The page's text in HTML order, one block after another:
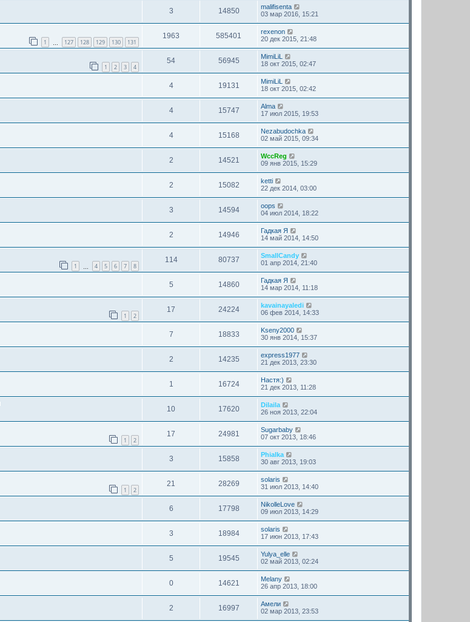
3 14850
malifisenta
03 мар 2016, 15:21
1 127 128 129 130 131
1963 585401
rexenon
20 дек 2015, 21:48
1 2 3 4
54 56945
MimiLiL
18 окт 2015, 02:47
4 19131
MimiLiL
18 окт 2015, 02:42
4 15747
Alma
17 июл 2015, 19:53
4 15168
Nezabudochka
02 май 2015, 09:34
2 14521
WccReg
09 янв 2015, 15:29
2 15082
ketti
22 дек 2014, 03:00
3 14594
oops
04 июл 2014, 18:22
2 14946
Гадкая Я
14 май 2014, 14:50
1 4 5 6 7 8
114 80737
SmallCandy
01 апр 2014, 21:40
5 14860
Гадкая Я
14 мар 2014, 11:18
1 2
17 24224
kavainayaledi
06 фев 2014, 14:33
7 18833
Kseny2000
30 янв 2014, 15:37
2 14235
express1977
21 дек 2013, 23:30
1 16724
Настя:)
21 дек 2013, 11:28
10 17620
Dilaila
26 ноя 2013, 22:04
1 2
17 24981
Sugarbaby
07 окт 2013, 18:46
3 15858
Phialka
30 авг 2013, 19:03
1 2
21 28269
solaris
31 июл 2013, 14:40
6 17798
NikolleLove
09 июл 2013, 14:29
3 18984
solaris
17 июн 2013, 17:43
5 19545
Yulya_elle
02 май 2013, 02:24
0 14621
Melany
26 апр 2013, 18:00
2 16997
Амели
02 мар 2013, 23:53